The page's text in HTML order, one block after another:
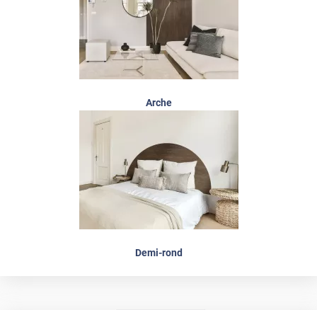
Arche
Demi-rond